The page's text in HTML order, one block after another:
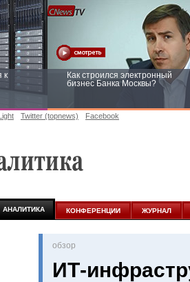
к
Как строился электронный
бизнес Банка Москвы?
Twitter (topnews) Facebook
АНАЛИТИКА КОНФЕРЕНЦИИ ЖУРНАЛ
oбзор
ИТ-